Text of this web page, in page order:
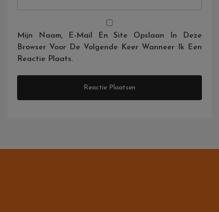
Mijn Naam, E-Mail En Site Opslaan In Deze
Browser Voor De Volgende Keer Wanneer Ik Een
Reactie Plaats.